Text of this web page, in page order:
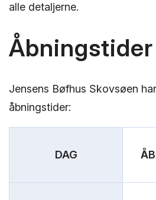
alle detaljerne.
Åbningstider
Jensens Bøfhus Skovsøen
åbningstider:
DAG